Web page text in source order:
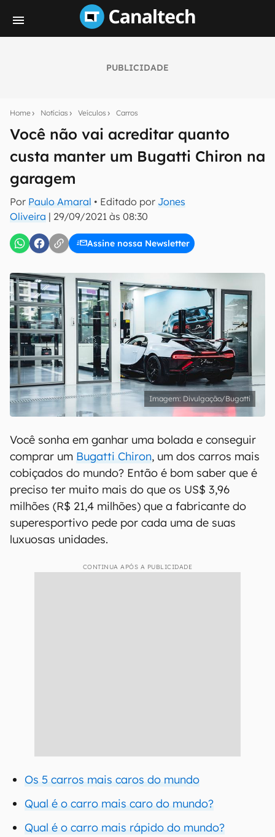
PUBLICIDADE
Home Notícias Veículos Carros
Você não vai acreditar quanto
custa manter um Bugatti Chiron na
garagem
Por Paulo Amaral • Editado por Jones
Oliveira | 29/09/2021 às 08:30
Assine nossa Newsletter
notícias e reviews sobre tecnologia em primeira
mão.
E-mail
inscreva-se
Confirmo que li, aceito e concordo com os Termos de
Uso e Política de Privacidade do Canaltech.
Divulgação/Bugatti
Você sonha em ganhar uma bolada e conseguir
comprar um Bugatti Chiron, um dos carros mais
cobiçados do mundo? Então é bom saber que é
preciso ter muito mais do que os US$ 3,96
milhões (R$ 21,4 milhões) que a fabricante do
superesportivo pede por cada uma de suas
luxuosas unidades.
CONTINUA APÓS A PUBLICIDADE
Os 5 carros mais caros do mundo
Qual é o carro mais caro do mundo?
Qual é o carro mais rápido do mundo?